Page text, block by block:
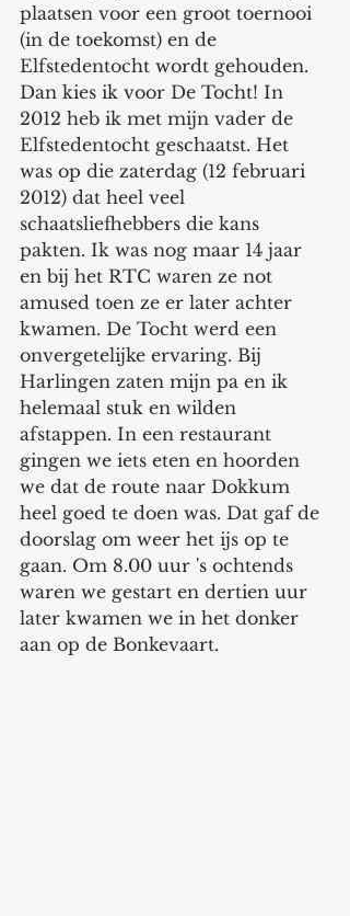
plaatsen voor een groot toernooi
(in de toekomst) en de
Elfstedentocht wordt gehouden.
Dan kies ik voor De Tocht! In
2012 heb ik met mijn vader de
Elfstedentocht geschaatst. Het
was op die zaterdag (12 februari
2012) dat heel veel
schaatsliefhebbers die kans
pakten. Ik was nog maar 14 jaar
en bij het RTC waren ze not
amused toen ze er later achter
kwamen. De Tocht werd een
onvergetelijke ervaring. Bij
Harlingen zaten mijn pa en ik
helemaal stuk en wilden
afstappen. In een restaurant
gingen we iets eten en hoorden
we dat de route naar Dokkum
heel goed te doen was. Dat gaf de
doorslag om weer het ijs op te
gaan. Om 8.00 uur 's ochtends
waren we gestart en dertien uur
later kwamen we in het donker
aan op de Bonkevaart.